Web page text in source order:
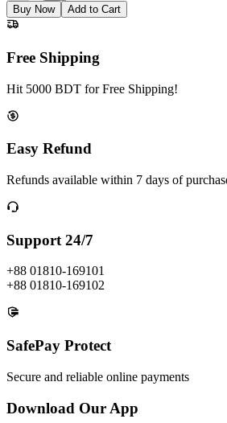
Buy Now Add to Cart
Free Shipping
Hit 5000 BDT for Free Shipping!
Easy Refund
Refunds available within 7 days of
Support 24/7
+88 01810-169101
+88 01810-169102
SafePay Protect
Secure and reliable online payments
Download Our App